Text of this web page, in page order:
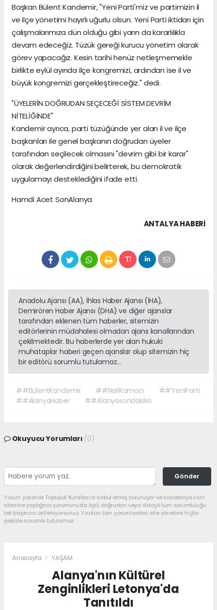
Başkan Bülent Kandemir, "Yeni Parti'miz ve partimizin il
ve ilçe yönetimi hayırlı uğurlu olsun. Yeni Parti iktidarı için
çalışmalarımıza dün olduğu gibi yarın da kararlılıkla
devam edeceğiz. Tüzük gereği kurucu yönetim olarak
görev yapacağız. Kesin tarihi henüz netleşmemekle
birlikte eylül ayında ilçe kongremizi, ardından ise il ve
büyük kongremizi gerçekleştireceğiz." dedi.
"ÜYELERİN DOĞRUDAN SEÇECEĞİ SİSTEM DEVRİM
NİTELİĞİNDE"
Kandemir ayrıca, parti tüzüğünde yer alan il ve ilçe
başkanları ile genel başkanın doğrudan üyeler
tarafından seçilecek olmasını "devrim gibi bir karar"
olarak değerlendirdiğini belirterek, bu demokratik
uygulamayı desteklediğini ifade etti.
Hamdi Acet SonAlanya
ANTALYA HABERİ
Anadolu Ajansı (AA), İhlas Haber Ajansı (İHA),
Demirören Haber Ajansı (DHA) ve diğer ajanslar
tarafından eklenen tüm haberler, sitemizin
editörlerinin müdahalesi olmadan ajans kanallarından
çekilmektedir. Bu haberlerde yer alan hukuki
muhataplar haberi geçen ajanslar olup sitemizin hiç
bir editörü sorumlu tutulamaz...
##BülentKandemir ##NailKamacı
##YeniParti
##AlanyaHaber
##Alanyasondakika
Okuyucu Yorumları (0)
Gönder
Yorum yazarak Topluluk Kuralları’nı kabul etmiş bulunuyor ve sonalanya.com
sitesine yaptığınız yorumunuzla ilgili doğrudan veya dolaylı tüm sorumluluğu
tek başınıza üstleniyorsunuz. Yazılan tüm yorumlardan site yönetimi hiçbir
şekilde sorumlu tutulamaz.
Anasayfa YAŞAM
Alanya'nın Kültürel
Zenginlikleri Letonya'da
Tanıtıldı